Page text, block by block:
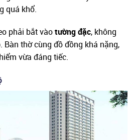
quá khổ.
phải bắt vàotường đặc, không
Bàn thờ cùng đồ đồng khá nặng,
vừa đáng tiếc.